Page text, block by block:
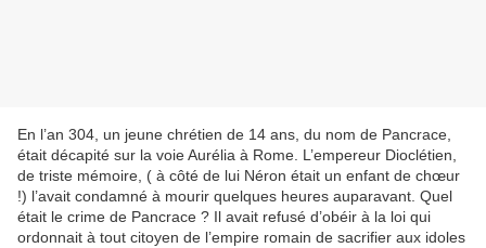
En l’an 304, un jeune chrétien de 14 ans, du nom de Pancrace,
était décapité sur la voie Aurélia à Rome. L’empereur Dioclétien,
de triste mémoire, ( à côté de lui Néron était un enfant de chœur
!) l’avait condamné à mourir quelques heures auparavant. Quel
était le crime de Pancrace ? Il avait refusé d’obéir à la loi qui
ordonnait à tout citoyen de l’empire romain de sacrifier aux idoles